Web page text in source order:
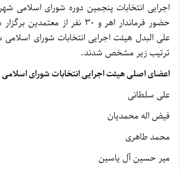
اجرایی انتخابات پنجمین دوره شورای اسلامی
حضور فرماندار اهر و 30 نفر از
علی البدل هیئت اجرایی انتخابات شورای اسلامی
ترتیب زیر مشخص شدند.
اعضای اصلی هیئت اجرایی انتخابات شورای اسلامی
علی سلطانی
فیض اله محمدیان
محمد طاهری
میر حسین آل یاسین